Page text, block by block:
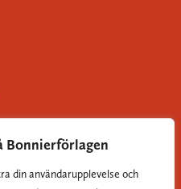
Bonnierförlagen
din användarupplevelse och